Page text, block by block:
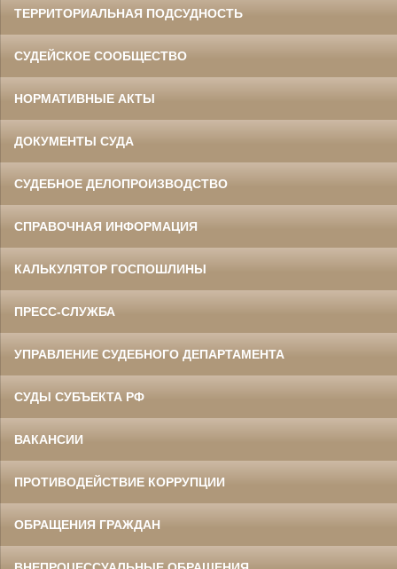
ТЕРРИТОРИАЛЬНАЯ ПОДСУДНОСТЬ
СУДЕЙСКОЕ СООБЩЕСТВО
НОРМАТИВНЫЕ АКТЫ
ДОКУМЕНТЫ СУДА
СУДЕБНОЕ ДЕЛОПРОИЗВОДСТВО
СПРАВОЧНАЯ ИНФОРМАЦИЯ
КАЛЬКУЛЯТОР ГОСПОШЛИНЫ
ПРЕСС-СЛУЖБА
УПРАВЛЕНИЕ СУДЕБНОГО ДЕПАРТАМЕНТА
СУДЫ СУБЪЕКТА РФ
ВАКАНСИИ
ПРОТИВОДЕЙСТВИЕ КОРРУПЦИИ
ОБРАЩЕНИЯ ГРАЖДАН